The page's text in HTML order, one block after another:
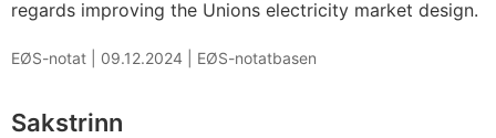
regards improving the Unions electricity market design.
EØS-notat | 09.12.2024 EØS-notatbasen
Sakstrinn